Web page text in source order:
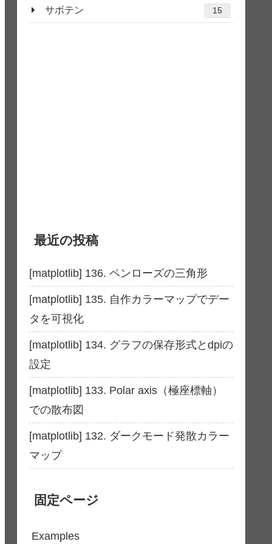
サボテン 15
最近の投稿
[matplotlib] 136. ペンローズの三角形
[matplotlib] 135. 自作カラーマップでデー
タを可視化
[matplotlib] 134. グラフの保存形式とdpiの
設定
[matplotlib] 133. Polar axis（極座標軸）
での散布図
[matplotlib] 132. ダークモード発散カラー
マップ
固定ページ
Examples